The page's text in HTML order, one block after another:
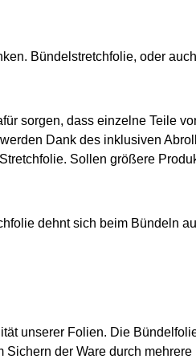
Bündelstretchfolie, oder
sorgen, dass einzelne Teile
Dank des inklusiven
Sollen größere
dehnt sich beim Bündeln
unserer Folien. Die
der Ware durch